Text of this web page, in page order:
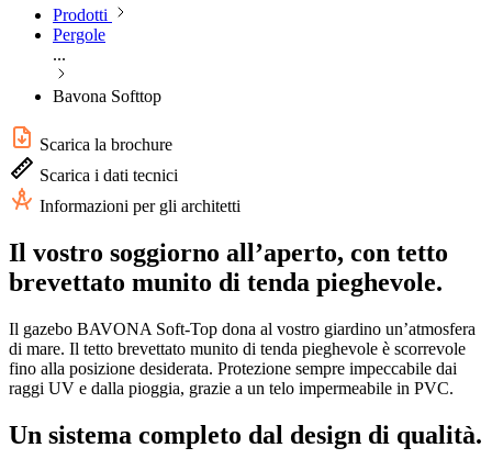
Prodotti
Pergole
...
Bavona Softtop
Scarica la brochure
Scarica i dati tecnici
Informazioni per gli architetti
Il vostro soggiorno all’aperto, con tetto
brevettato munito di tenda pieghevole.
Il gazebo BAVONA Soft-Top dona al vostro giardino un’atmosfera
di mare. Il tetto brevettato munito di tenda pieghevole è scorrevole
fino alla posizione desiderata. Protezione sempre impeccabile dai
raggi UV e dalla pioggia, grazie a un telo impermeabile in PVC.
Un sistema completo dal design di qualità.